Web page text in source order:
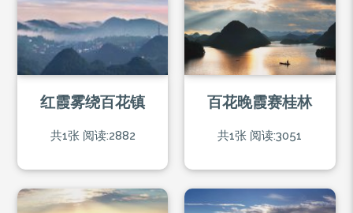
红霞雾绕百花镇
共1张 阅读:2882
百花晚霞赛桂林
共1张 阅读:3051